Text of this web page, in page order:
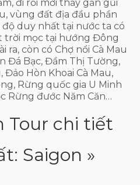
đi rồi mới thấy gần gũi
vùng đất địa đầu phần
duy nhất tại nước ta có
mọc tại hướng Đông
ra, còn có Chợ nổi Cà Mau
Đá Bạc, Đầm Thị Tường,
Đảo Hòn Khoai Cà Mau,
Rừng quốc gia U Minh
Rừng đước Năm Căn…
Tour chi tiết
Saigon »